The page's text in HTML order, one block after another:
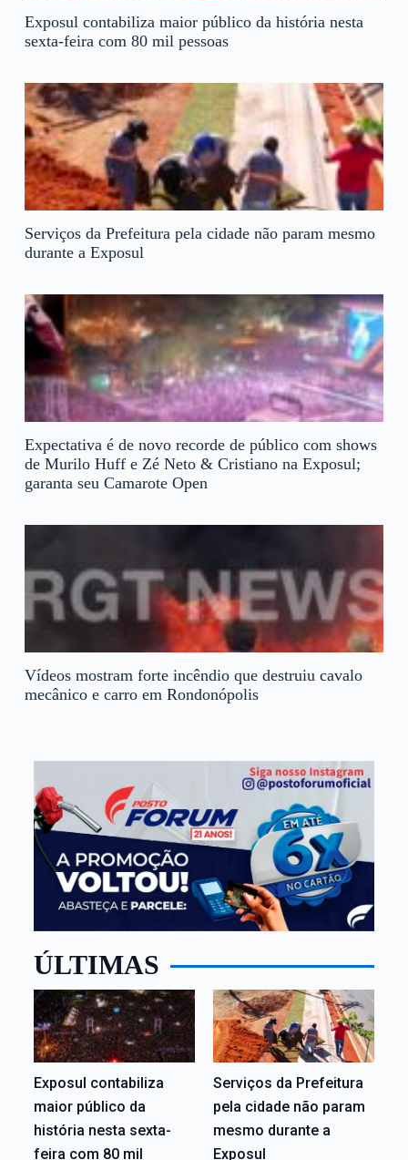
Exposul contabiliza maior público da história nesta
sexta-feira com 80 mil pessoas
Serviços da Prefeitura pela cidade não param mesmo
durante a Exposul
Expectativa é de novo recorde de público com shows
de Murilo Huff e Zé Neto & Cristiano na Exposul;
garanta seu Camarote Open
Vídeos mostram forte incêndio que destruiu cavalo
mecânico e carro em Rondonópolis
ÚLTIMAS
Exposul contabiliza
maior público da
história nesta sexta-
feira com 80 mil
Serviços da Prefeitura
pela cidade não param
mesmo durante a
Exposul